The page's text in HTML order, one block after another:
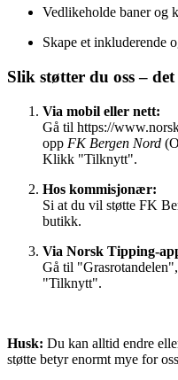
Vedlikeholde baner og
Skape et inkluderende
Slik støtter du oss –
Via mobil eller nett:
Gå til https://
opp FK Bergen Nord
Klikk "Tilknytt".
Hos kommisjonær:
Si at du vil støtte FK
butikk.
Via Norsk Tipping-
Gå til
"Tilknytt".
Husk: Du kan alltid endre
støtte betyr enormt mye for